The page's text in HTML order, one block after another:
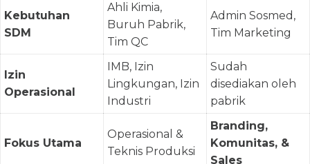
Kebutuhan
SDM
Ahli Kimia,
Buruh Pabrik,
Tim QC
Admin Sosmed,
Tim Marketing
Izin
Operasional
IMB, Izin
Lingkungan, Izin
Industri
Sudah
disediakan oleh
pabrik
Fokus Utama
Operasional &
Teknis Produksi
Branding,
Komunitas, &
Sales